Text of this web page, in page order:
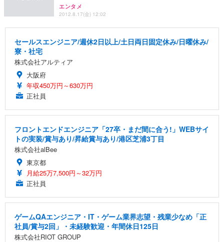
エンタメ
2012.8.17(金) 12:02
セールスエンジニア/週休2日以上/土日両日固定休み/日曜休み/
寮・社宅
株式会社アルティア
大阪府
年収450万円～630万円
正社員
フロントエンドエンジニア「27卒・まだ間に合う!」WEBサイ
トの実装/賞与あり/昇給賞与あり/港区芝浦3丁目
株式会社alBee
東京都
月給25万7,500円～32万円
正社員
ゲームQAエンジニア・IT・ゲーム業界志望・残業少なめ「正
社員/賞与2回」・未経験歓迎・年間休日125日
株式会社RIOT GROUP